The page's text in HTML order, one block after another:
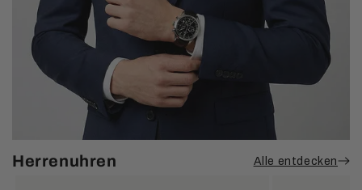
Herrenuhren Alle entdecken